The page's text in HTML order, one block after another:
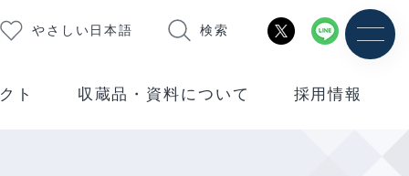
やさしい日本語 検索
ト 収蔵品・資料について 採用情報